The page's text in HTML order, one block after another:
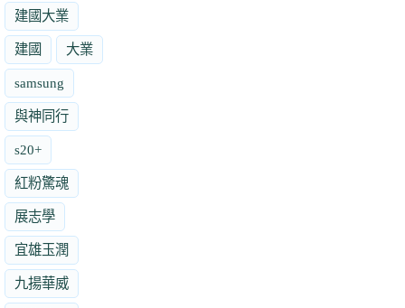
建國大業
建國 大業
samsung
與神同行
s20+
紅粉驚魂
展志學
宜雄玉潤
九揚華威